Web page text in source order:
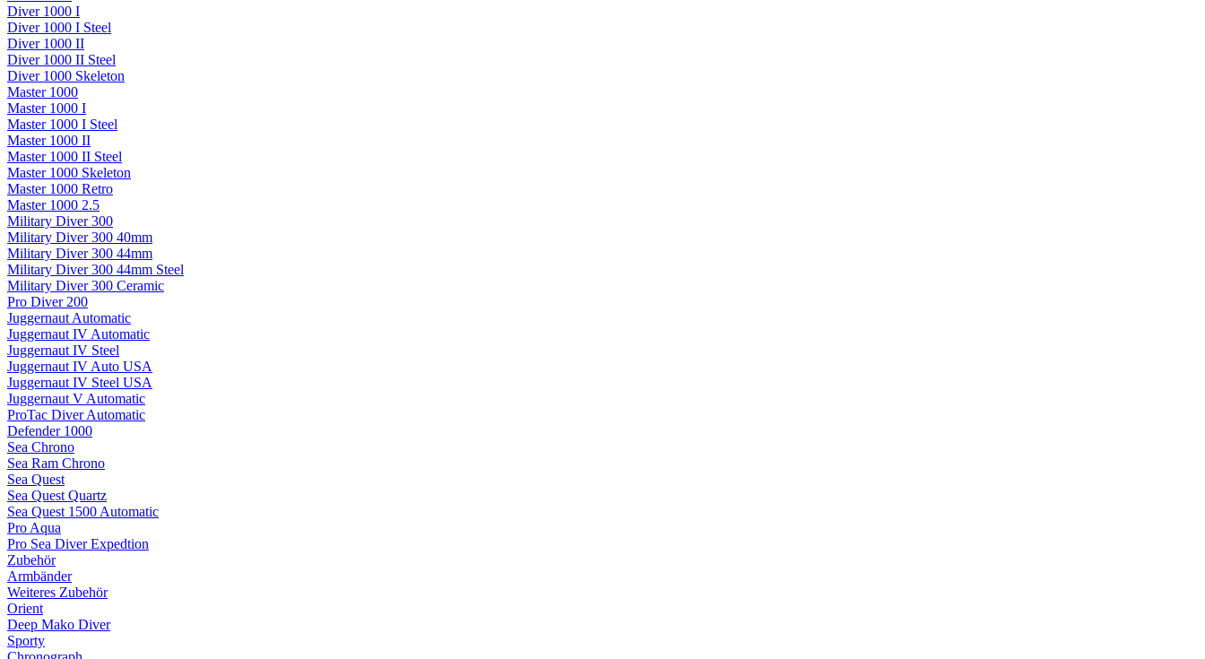
Diver 1000 I
Diver 1000 I Steel
Diver 1000 II
Diver 1000 II Steel
Diver 1000 Skeleton
Master 1000
Master 1000 I
Master 1000 I Steel
Master 1000 II
Master 1000 II Steel
Master 1000 Skeleton
Master 1000 Retro
Master 1000 2.5
Military Diver 300
Military Diver 300 40mm
Military Diver 300 44mm
Military Diver 300 44mm Steel
Military Diver 300 Ceramic
Pro Diver 200
Juggernaut Automatic
Juggernaut IV Automatic
Juggernaut IV Steel
Juggernaut IV Auto USA
Juggernaut IV Steel USA
Juggernaut V Automatic
ProTac Diver Automatic
Defender 1000
Sea Chrono
Sea Ram Chrono
Sea Quest
Sea Quest Quartz
Sea Quest 1500 Automatic
Pro Aqua
Pro Sea Diver Expedtion
Zubehör
Armbänder
Weiteres Zubehör
Orient
Deep Mako Diver
Sporty